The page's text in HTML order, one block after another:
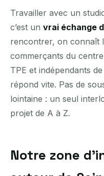
Travailler avec un
c’est un vrai échange
rencontrer, on connaît
commerçants du
TPE et indépendants
répond vite. Pas de
lointaine : un seul
projet de A à Z.
Notre zone